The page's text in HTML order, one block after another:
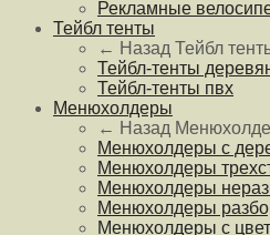
Рекламные
Тейбл тенты
← Назад Тейбл
Тейбл-тенты
Тейбл-тенты пвх
Менюхолдеры
← Назад
Менюхолдеры с
Менюхолдеры
Менюхолдеры
Менюхолдеры
Менюхолдеры с